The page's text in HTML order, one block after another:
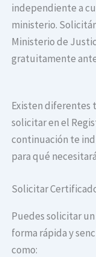
independiente a
ministerio.
Ministerio de
gratuitamente
Existen diferentes
solicitar en el
continuación te
para qué
Solicitar
Puedes solicitar
forma rápida y
como: